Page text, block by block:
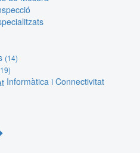
(14)
Informàtica i Connectivitat